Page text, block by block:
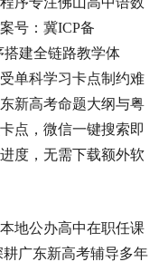
号：冀ICP备
搭建全链路教学体
单科学习卡点制约难
新高考命题大纲与粤
点，微信一键搜索即
度，无需下载额外软
地公办高中在职任课
广东新高考辅导多年